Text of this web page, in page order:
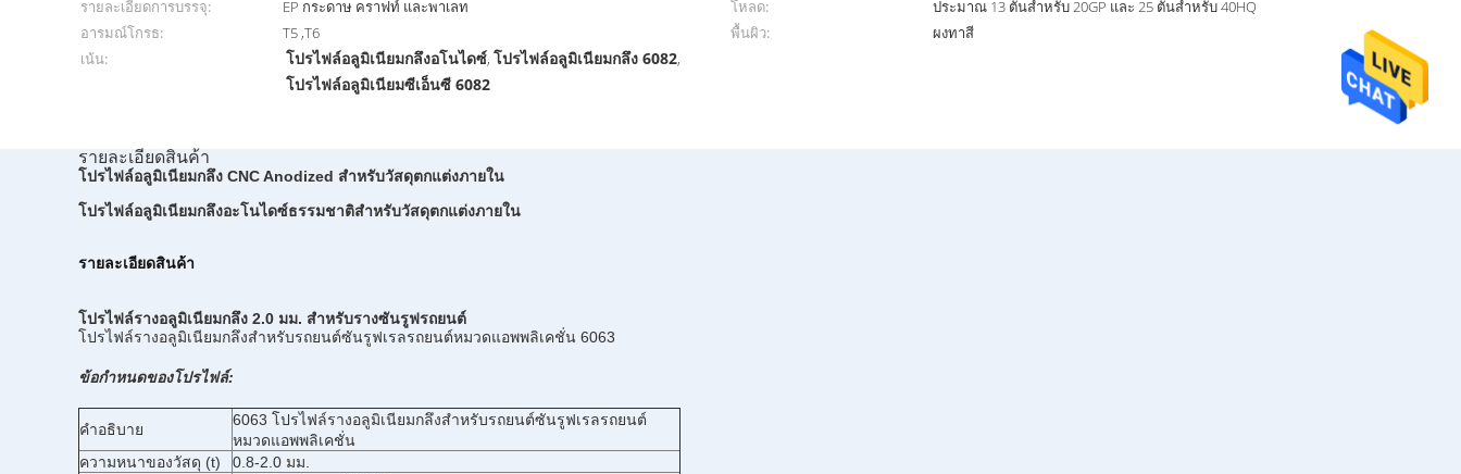
รายละเอียดการบรรจุ:
EP กระดาษ คราฟท์ และพาเลท โหลด:
ประมาณ 13 ตันสำหรับ 20GP และ 25 ตันสำหรับ 40HQ
อารมณ์โกรธ:
T5 ,T6 พื้นผิว:
ผงทาสี
เน้น:
โปรไฟล์อลูมิเนียมกลึงอโนไดซ์,โปรไฟล์อลูมิเนียมกลึง 6082,
โปรไฟล์อลูมิเนียมซีเอ็นซี 6082
รายละเอียดสินค้า
โปรไฟล์อลูมิเนียมกลึง CNC Anodized สำหรับวัสดุตกแต่งภายใน
โปรไฟล์อลูมิเนียมกลึงอะโนไดซ์ธรรมชาติสำหรับวัสดุตกแต่งภายใน
รายละเอียดสินค้า
โปรไฟล์รางอลูมิเนียมกลึง 2.0 มม. สำหรับรางซันรูฟรถยนต์
6063 โปรไฟล์รางอลูมิเนียมกลึงสำหรับรถยนต์ซันรูฟเรลรถยนต์หมวดแอพพลิเคชั่น
ข้อกำหนดของโปรไฟล์:
คำอธิบาย
6063 โปรไฟล์รางอลูมิเนียมกลึงสำหรับรถยนต์ซันรูฟเรลรถยนต์
หมวดแอพพลิเคชั่น
ความหนาของวัสดุ (t)
0.8-2.0 มม.